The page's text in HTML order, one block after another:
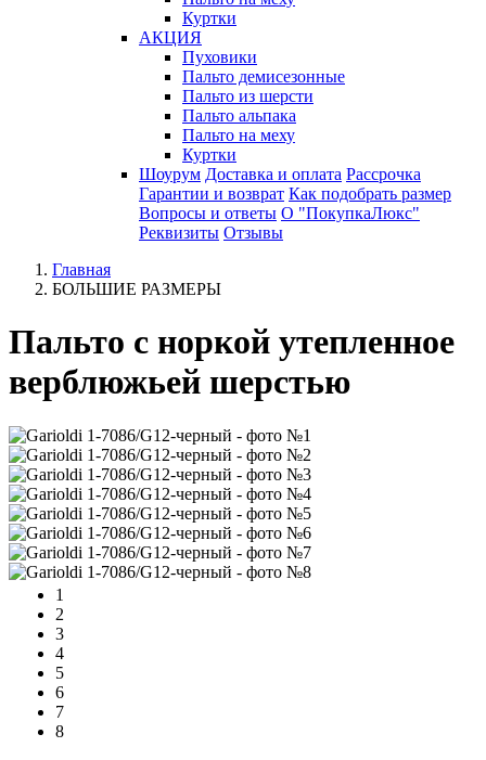
Куртки
АКЦИЯ
Пуховики
Пальто демисезонные
Пальто из шерсти
Пальто альпака
Пальто на меху
Куртки
Шоурум Доставка и оплата Рассрочка
Гарантии и возврат Как подобрать размер
Вопросы и ответы О "ПокупкаЛюкс"
Реквизиты Отзывы
Главная
БОЛЬШИЕ РАЗМЕРЫ
Пальто с норкой утепленное
верблюжьей шерстью
1
2
3
4
5
6
7
8